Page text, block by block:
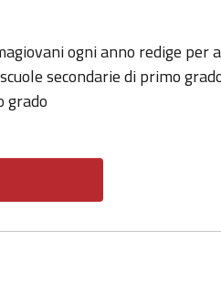
ogni anno redige per
secondarie di primo
grado